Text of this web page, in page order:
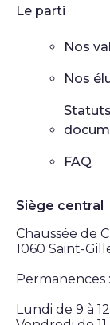
Le parti
Nos
Nos
FAQ
Siège central
Chaussée de
1060 Saint-
Permanences :
Lundi de 9 à